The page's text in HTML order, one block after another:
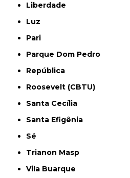
Liberdade
Luz
Pari
Parque Dom Pedro
República
Roosevelt (CBTU)
Santa Cecília
Santa Efigênia
Sé
Trianon Masp
Vila Buarque